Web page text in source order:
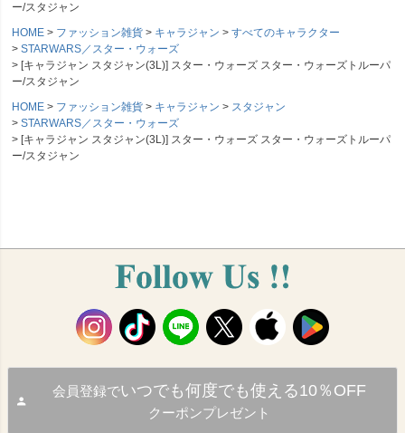
ー/スタジャン
HOME
ファッション雑貨 キャラジャン
すべてのキャラクター
STARWARS／スター・ウォーズ
[キャラジャン スタジャン(3L)] スター・ウォーズ スター・ウォーズトルーパ
ー/スタジャン
HOME
ファッション雑貨 キャラジャン
スタジャン
STARWARS／スター・ウォーズ
[キャラジャン スタジャン(3L)] スター・ウォーズ スター・ウォーズトルーパ
ー/スタジャン
会員登録でいつでも何度でも使える10％OFF
クーポンプレゼント